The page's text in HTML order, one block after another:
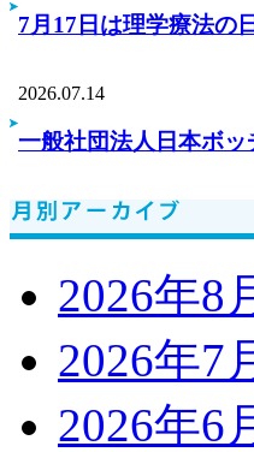
7月17日は理学療法の日
2026.07.14
一般社団法人日本ボ
2026年8
2026年7
2026年6